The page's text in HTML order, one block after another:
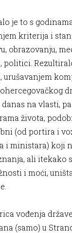
je to s godinama
kriterija i
obrazovanju,
politici.
urušavanjem
na vlasti,
života,
(od portira i
i ministara) koji
ali itekako
i moći,
vođenja
(samo) u